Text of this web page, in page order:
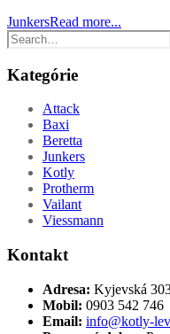
JunkersRead more...
Kategórie
Attack
Baxi
Beretta
Junkers
Kotly
Protherm
Vailant
Viessmann
Kontakt
Adresa: Kyjevská
Mobil: 0903 542 746
Email: info@kotly-